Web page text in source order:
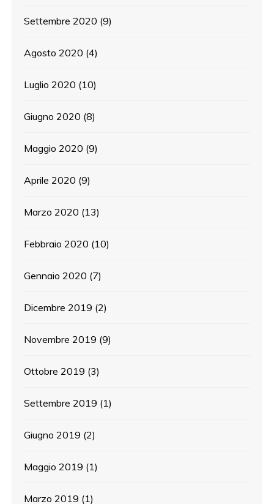
Settembre 2020 (9)
Agosto 2020 (4)
Luglio 2020 (10)
Giugno 2020 (8)
Maggio 2020 (9)
Aprile 2020 (9)
Marzo 2020 (13)
Febbraio 2020 (10)
Gennaio 2020 (7)
Dicembre 2019 (2)
Novembre 2019 (9)
Ottobre 2019 (3)
Settembre 2019 (1)
Giugno 2019 (2)
Maggio 2019 (1)
Marzo 2019 (1)